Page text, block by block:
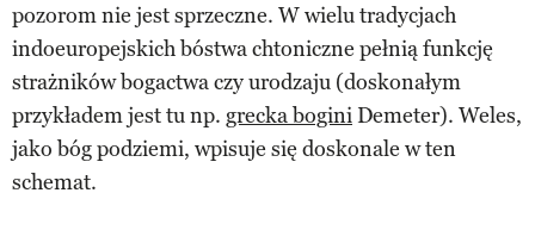
pozorom nie jest sprzeczne. W wielu tradycjach
indoeuropejskich bóstwa chtoniczne pełnią funkcję
strażników bogactwa czy urodzaju (doskonałym
przykładem jest tu np. grecka boginiDemeter). Weles,
jako bóg podziemi, wpisuje się doskonale w ten
schemat.